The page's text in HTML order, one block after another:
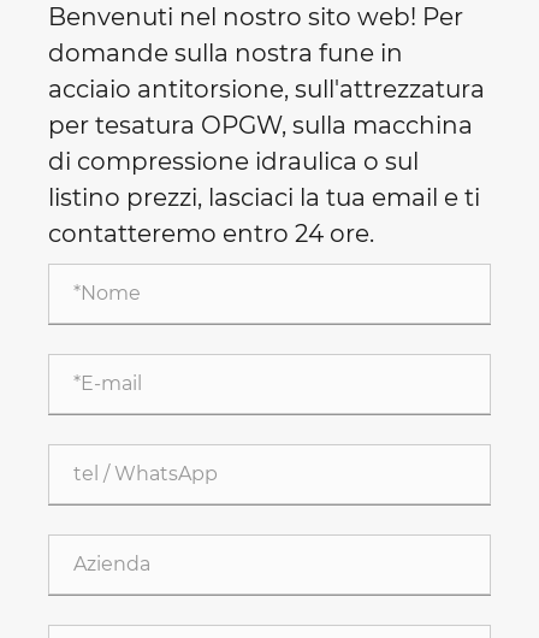
Benvenuti nel nostro sito web! Per
domande sulla nostra fune in
acciaio antitorsione, sull'attrezzatura
per tesatura OPGW, sulla macchina
di compressione idraulica o sul
listino prezzi, lasciaci la tua email e ti
contatteremo entro 24 ore.